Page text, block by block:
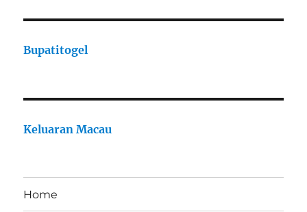
Bupatitogel
Keluaran Macau
Home